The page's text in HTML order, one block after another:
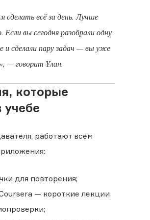
всё за день. Лучше
Если вы сегодня разобрали одну
сделали пару задач — вы уже
— говорит Ұлан.
которые
учебе
работают всем
для повторения;
— короткие лекции